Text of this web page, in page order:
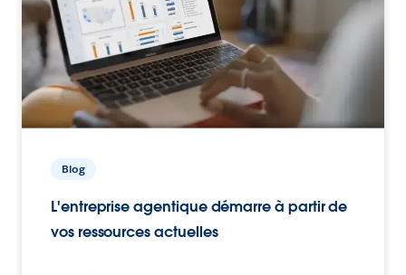
Blog
L'entreprise agentique démarre à partir de
vos ressources actuelles